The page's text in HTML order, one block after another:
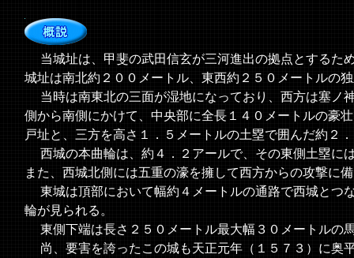
当城址は、甲斐の武田信玄が三河進出の拠点とするた
城址は南北約２００メートル、東西約２５０メートルの
当時は南東北の三面が湿地になっており、西方は塞ノ
側から南側にかけて、中央部に全長１４０メートルの豪
戸址と、三方を高さ１．５メートルの土塁で囲んだ約２
西城の本曲輪は、約４．２アールで、その東側土塁に
また、西城北側には五重の濠を擁して西方からの攻撃に
東城は頂部において幅約４メートルの通路で西城とつ
輪が見られる。
東側下端は長さ２５０メートル最大幅３０メートルの
尚、要害を誇ったこの城も天正元年（１５７３）に奥